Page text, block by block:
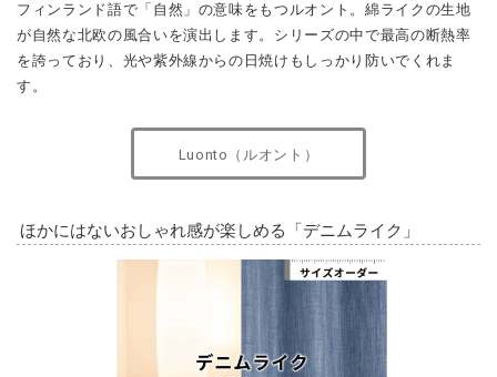
フィンランド語で「自然」の意味をもつルオント。綿ライクの生地
が自然な北欧の風合いを演出します。シリーズの中で最高の断熱率
を誇っており、光や紫外線からの日焼けもしっかり防いでくれま
す。
Luonto（ルオント）
ほかにはないおしゃれ感が楽しめる「デニムライク」